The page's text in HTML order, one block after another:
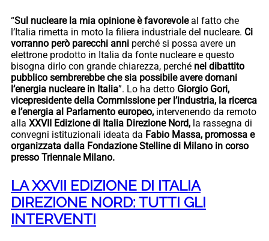
“Sul nucleare la mia opinione è favorevoleal fatto che
l’Italia rimetta in moto la filiera industriale del nucleare. Ci
vorranno però parecchi anni perché si possa avere un
elettrone prodotto in Italia da fonte nucleare e questo
bisogna dirlo con grande chiarezza, perché nel dibattito
pubblico sembrerebbe che sia possibile avere domani
l’energia nucleare in Italia”. Lo ha detto Giorgio Gori,
vicepresidente della Commissione per l’industria, la ricerca
e l’energia al Parlamento europeo, intervenendo da remoto
alla XXVII Edizione di Italia Direzione Nord, la rassegna di
convegni istituzionali ideata da Fabio Massa, promossa e
organizzata dalla Fondazione Stelline di Milano in corso
presso Triennale Milano.
LA XXVII EDIZIONE DI ITALIA
DIREZIONE NORD: TUTTI GLI
INTERVENTI